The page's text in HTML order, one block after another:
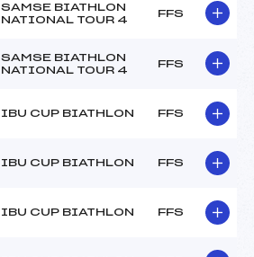
SAMSE BIATHLON
NATIONAL TOUR 4
FFS
SAMSE BIATHLON
NATIONAL TOUR 4
FFS
IBU CUP BIATHLON FFS
IBU CUP BIATHLON FFS
IBU CUP BIATHLON FFS